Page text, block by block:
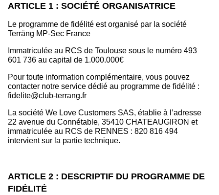
ARTICLE 1 : SOCIÉTÉ ORGANISATRICE
Le programme de fidélité est organisé par la société
Terräng MP-Sec France
Immatriculée au RCS de Toulouse sous le numéro 493
601 736 au capital de 1.000.000€
Pour toute information complémentaire, vous pouvez
contacter notre service dédié au programme de fidélité :
fidelite@club-terrang.fr
La société We Love Customers SAS, établie à l’adresse
22 avenue du Connétable, 35410 CHATEAUGIRON et
immatriculée au RCS de RENNES : 820 816 494
intervient sur la partie technique.
ARTICLE 2 : DESCRIPTIF DU PROGRAMME DE
FIDÉLITÉ